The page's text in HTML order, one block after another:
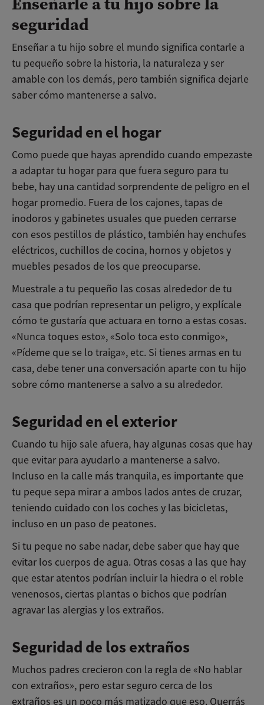
seguridad
Enseñar a tu hijo sobre el mundo significa contarle a
tu pequeño sobre la historia, la naturaleza y ser
amable con los demás, pero también significa dejarle
saber cómo mantenerse a salvo.
Seguridad en el hogar
Como puede que hayas aprendido cuando empezaste
a adaptar tu hogar para que fuera seguro para tu
bebe, hay una cantidad sorprendente de peligro en el
hogar promedio. Fuera de los cajones, tapas de
inodoros y gabinetes usuales que pueden cerrarse
con esos pestillos de plástico, también hay enchufes
eléctricos, cuchillos de cocina, hornos y objetos y
muebles pesados de los que preocuparse.
Muestrale a tu pequeño las cosas alrededor de tu
casa que podrían representar un peligro, y explícale
cómo te gustaría que actuara en torno a estas cosas.
«Nunca toques esto», «Solo toca esto conmigo»,
«Pídeme que se lo traiga», etc. Si tienes armas en tu
casa, debe tener una conversación aparte con tu hijo
sobre cómo mantenerse a salvo a su alrededor.
Seguridad en el exterior
Cuando tu hijo sale afuera, hay algunas cosas que hay
que evitar para ayudarlo a mantenerse a salvo.
Incluso en la calle más tranquila, es importante que
tu peque sepa mirar a ambos lados antes de cruzar,
teniendo cuidado con los coches y las bicicletas,
incluso en un paso de peatones.
Si tu peque no sabe nadar, debe saber que hay que
evitar los cuerpos de agua. Otras cosas a las que hay
que estar atentos podrían incluir la hiedra o el roble
venenosos, ciertas plantas o bichos que podrían
agravar las alergias y los extraños.
Seguridad de los extraños
Muchos padres crecieron con la regla de «No hablar
con extraños», pero estar seguro cerca de los
extraños es un poco más matizado que eso. Querrás